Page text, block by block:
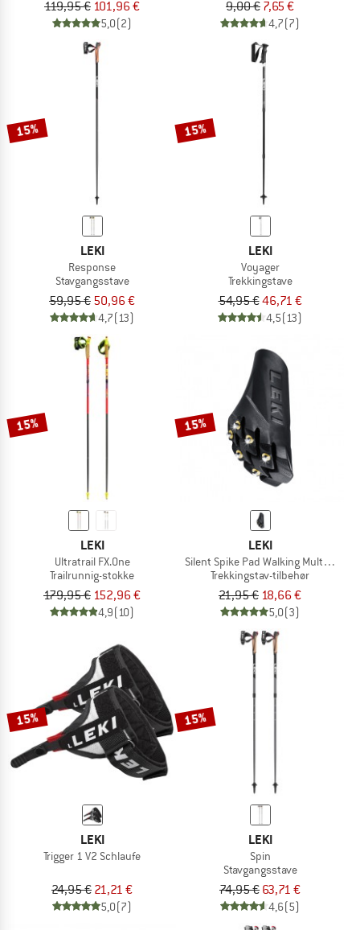
119,95 € 101,96 €
5,0(2)
9,00 € 7,65 €
4,7(7)
15%
LEKI
Response
Stavgangsstave
59,95 € 50,96 €
4,7(13)
15%
LEKI
Voyager
Trekkingstave
54,95 €46,71 €
4,5(13)
15%
LEKI
Ultratrail FX.One
Trailrunnig-stokke
179,95 € 152,96 €
4,9(10)
15%
LEKI
Silent Spike Pad Walking Multi
Trekkingstav-tilbehør
21,95 € 18,66 €
5,0(3)
15%
LEKI
Trigger 1 V2 Schlaufe
24,95 € 21,21 €
5,0(7)
15%
LEKI
Spin
Stavgangsstave
74,95 € 63,71 €
4,6(5)